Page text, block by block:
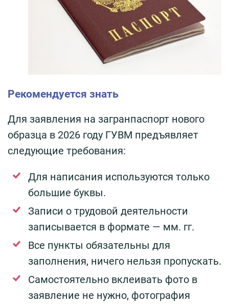
Рекомендуется знать
Для заявления на загранпаспорт нового
образца в 2026 году ГУВМ предъявляет
следующие требования:
Для написания используются только
большие буквы.
Записи о трудовой деятельности
записывается в формате — мм. гг.
Все пункты обязательны для
заполнения, ничего нельзя пропускать.
Самостоятельно вклеивать фото в
заявление не нужно, фотография